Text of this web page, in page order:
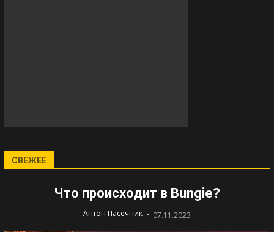
СВЕЖЕЕ
Что происходит в Bungie?
Антон Пасечник - 07.11.2023